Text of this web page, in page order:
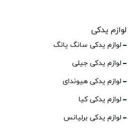
لوازم یدکی
لوازم یدکی سانگ یانگ
لوازم یدکی جیلی
لوازم یدکی هیوندای
لوازم یدکی کیا
لوازم یدکی برلیانس